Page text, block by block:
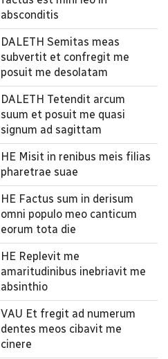
absconditis
DALETH Semitas meas
subvertit et confregit me
posuit me desolatam
DALETH Tetendit arcum
suum et posuit me quasi
signum ad sagittam
HE Misit in renibus meis filias
pharetrae suae
HE Factus sum in derisum
omni populo meo canticum
eorum tota die
HE Replevit me
amaritudinibus inebriavit me
absinthio
VAU Et fregit ad numerum
dentes meos cibavit me
cinere